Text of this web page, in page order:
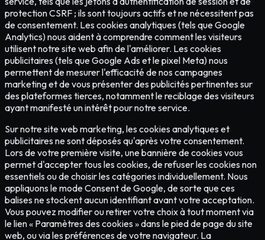
protection CSRF ; ils sont toujours actifs et ne nécessitent pas
de consentement. Les cookies analytiques (tels que Google
Analytics) nous aident à comprendre comment les visiteurs
utilisent notre site web afin de l'améliorer. Les cookies
publicitaires (tels que Google Ads et le pixel Meta) nous
permettent de mesurer l'efficacité de nos campagnes
marketing et de vous présenter des publicités pertinentes sur
des plateformes tierces, notamment le reciblage des visiteurs
ayant manifesté un intérêt pour notre service.
Sur notre site web marketing, les cookies analytiques et
publicitaires ne sont déposés qu'après votre consentement.
Lors de votre première visite, une bannière de cookies vous
permet d'accepter tous les cookies, de refuser les cookies non
essentiels ou de choisir les catégories individuellement. Nous
appliquons le mode Consent de Google, de sorte que ces
balises ne stockent aucun identifiant avant votre acceptation.
Vous pouvez modifier ou retirer votre choix à tout moment via
le lien « Paramètres des cookies » dans le pied de page du site
web, ou via les préférences de votre navigateur. La